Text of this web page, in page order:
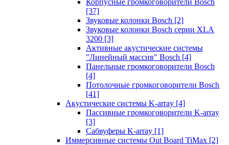
Корпусные громкоговорители Bosch
[37]
Звуковые колонки Bosch [2]
Звуковые колонки Bosch серии XLA
3200 [3]
Активные акустические системы
"Линейный массив" Bosch [4]
Панельные громкоговорители Bosch
[4]
Потолочные громкоговорители Bosch
[41]
Акустические системы K-array [4]
Пассивные громкоговорители K-array
[3]
Сабвуферы K-array [1]
Иммерсивные системы Out Board TiMax [2]